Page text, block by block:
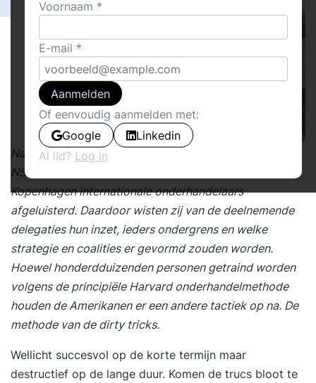
Naar nu blijkt heeft de Amerikaanse veiligheidsdienst
NSA voorafgaand aan en tijdens de klimaattop in
Kopenhagen internationale onderhandelaars
afgeluisterd. Daardoor wisten zij van de deelnemende
delegaties hun inzet, ieders ondergrens en welke
strategie en coalities er gevormd zouden worden.
Hoewel honderdduizenden personen getraind worden
volgens de principiële Harvard onderhandelmethode
houden de Amerikanen er een andere tactiek op na. De
methode van de dirty tricks.
Wellicht succesvol op de korte termijn maar
destructief op de lange duur. Komen de trucs bloot te
Voornaam
E-mail
Aanmelden
Of eenvoudig aanmelden met:
Google
Linkedin
Al lid? Log in